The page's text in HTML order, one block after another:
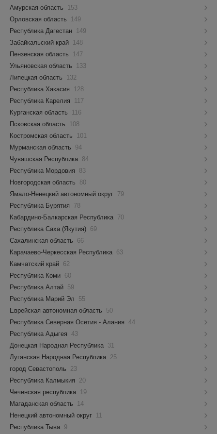
Амурская область
153
Орловская область
149
Республика Дагестан
149
Забайкальский край
148
Пензенская область
147
Ульяновская область
133
Липецкая область
132
Республика Хакасия
128
Республика Карелия
117
Курганская область
116
Псковская область
108
Костромская область
101
Мурманская область
94
Чувашская Республика 84
Республика Мордовия
83
Новгородская область
80
Ямало-Ненецкий автономный округ 79
Республика Бурятия
78
Кабардино-Балкарская Республика 70
Республика Саха (Якутия) 69
Сахалинская область
66
Карачаево-Черкесская Республика 63
Камчатский край 62
Республика Коми 60
Республика Алтай 59
Республика Марий Эл
55
Еврейская автономная область
50
Республика Северная Осетия - Алания 44
Республика Адыгея 43
Донецкая Народная Республика 31
Луганская Народная Республика 25
город Севастополь
23
Республика Калмыкия
20
Чеченская республика
19
Магаданская область
14
Ненецкий автономный округ
11
Республика Тыва 9